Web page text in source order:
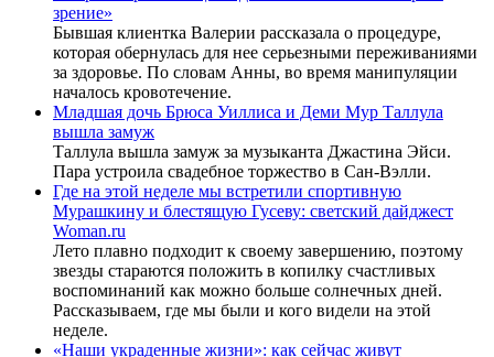
зрение»
Бывшая клиентка Валерии рассказала о процедуре,
которая обернулась для нее серьезными переживаниями
за здоровье. По словам Анны, во время манипуляции
началось кровотечение.
Младшая дочь Брюса Уиллиса и Деми Мур Таллула
вышла замуж
Таллула вышла замуж за музыканта Джастина Эйси.
Пара устроила свадебное торжество в Сан-Вэлли.
Где на этой неделе мы встретили спортивную
Мурашкину и блестящую Гусеву: светский дайджест
Woman.ru
Лето плавно подходит к своему завершению, поэтому
звезды стараются положить в копилку счастливых
воспоминаний как можно больше солнечных дней.
Рассказываем, где мы были и кого видели на этой
неделе.
«Наши украденные жизни»: как сейчас живут